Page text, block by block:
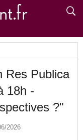
Res Publica
18h -
?"
2026